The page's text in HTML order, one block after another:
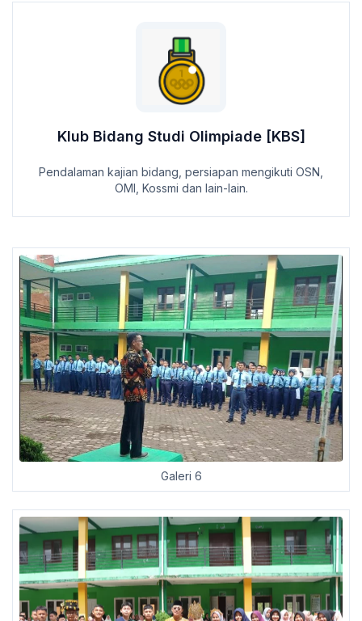
Klub Bidang Studi Olimpiade [KBS]
Pendalaman kajian bidang, persiapan mengikuti OSN,
OMI, Kossmi dan lain-lain.
Galeri 6